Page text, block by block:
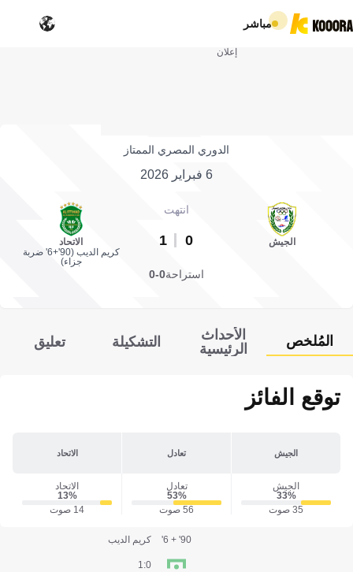
مباشر
إعلان
الدوري المصري الممتاز
6 فبراير 2026
الجيش
انتهت
0
1
الاتحاد
كريم الديب (90'+6' ضربة
جزاء)
استراحة0-0
المُلخص
الأحداث
الرئيسية
التشكيلة تعليق
توقع الفائز
الجيش تعادل الاتحاد
الجيش
33‎%‎
35 صوت
تعادل
53‎%‎
56 صوت
الاتحاد
13‎%‎
14 صوت
كريم الديب
0:1
90' + 6'